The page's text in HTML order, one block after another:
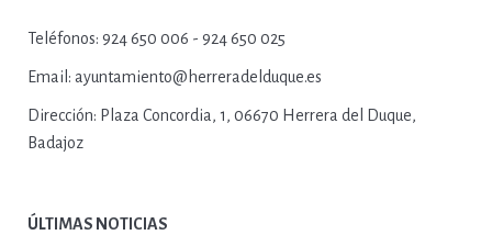
Teléfonos: 924 650 006 - 924 650 025
Email: ayuntamiento@herreradelduque.es
Dirección: Plaza Concordia, 1, 06670 Herrera del Duque,
Badajoz
ÚLTIMAS NOTICIAS